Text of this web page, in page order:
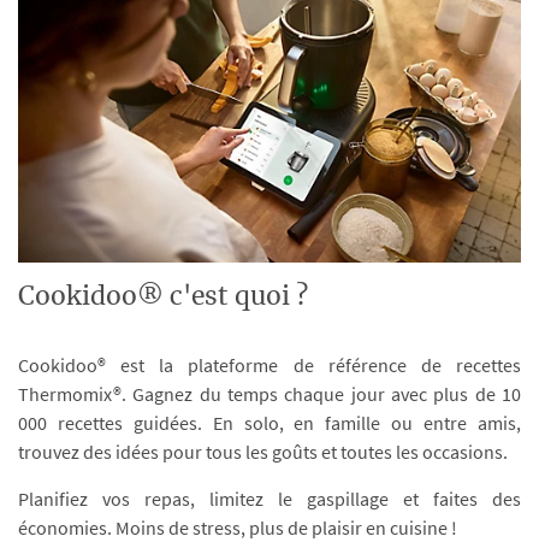
Cookidoo® c'est quoi ?
Cookidoo® est la plateforme de référence de recettes
Thermomix®. Gagnez du temps chaque jour avec plus de 10
000 recettes guidées. En solo, en famille ou entre amis,
trouvez des idées pour tous les goûts et toutes les occasions.
Planifiez vos repas, limitez le gaspillage et faites des
économies. Moins de stress, plus de plaisir en cuisine !